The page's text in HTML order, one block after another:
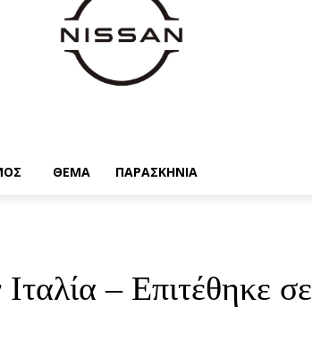
ΘΕΜΑ ΠΑΡΑΣΚΗΝΙΑ
– Επιτέθηκε σε